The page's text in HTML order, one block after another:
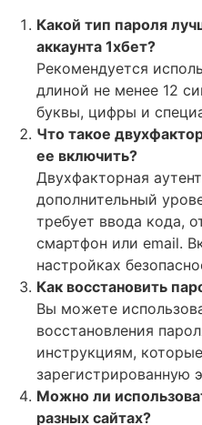
Какой тип пароля
аккаунта 1хбет?
Рекомендуется
длиной не менее 12
буквы, цифры и
Что такое
ее включить?
Двухфакторная
дополнительный
требует ввода кода,
смартфон или email.
настройках
Как восстановить
Вы можете
восстановления
инструкциям,
зарегистрированную
Можно ли
разных сайтах?